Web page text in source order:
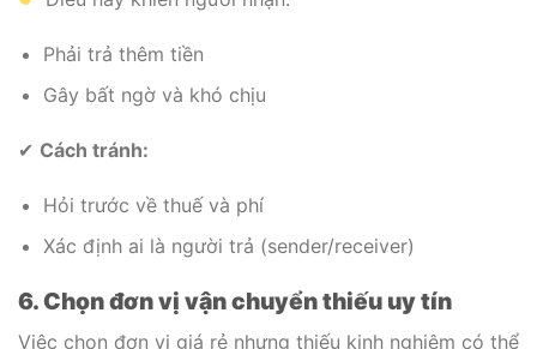
Phải trả thêm tiền
Gây bất ngờ và khó chịu
✔ Cách tránh:
Hỏi trước về thuế và phí
Xác định ai là người trả (sender/receiver)
6. Chọn đơn vị vận chuyển thiếu uy tín
Việc chọn đơn vị giá rẻ nhưng thiếu kinh nghiệm có thể